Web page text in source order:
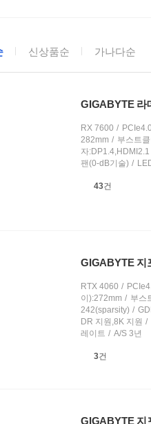
신상품순 가나다순
GIGABYTE 라
RX 7600
282mm
부스트
자:DP1.4,HDMI2.1
팬(0-dB기술)
상
43건
GIGABYTE 지
RTX 4060
이):272mm
부스
242(sparsity)
DR 지원,8K 지원
레이트
A/S 3년
상
3건
GIGABYTE 지